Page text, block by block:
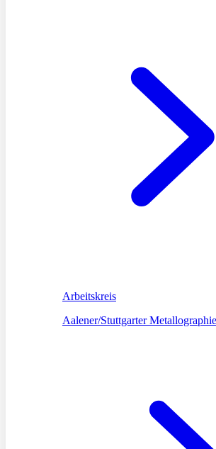
Arbeitskreis
Aalener/Stuttgarter